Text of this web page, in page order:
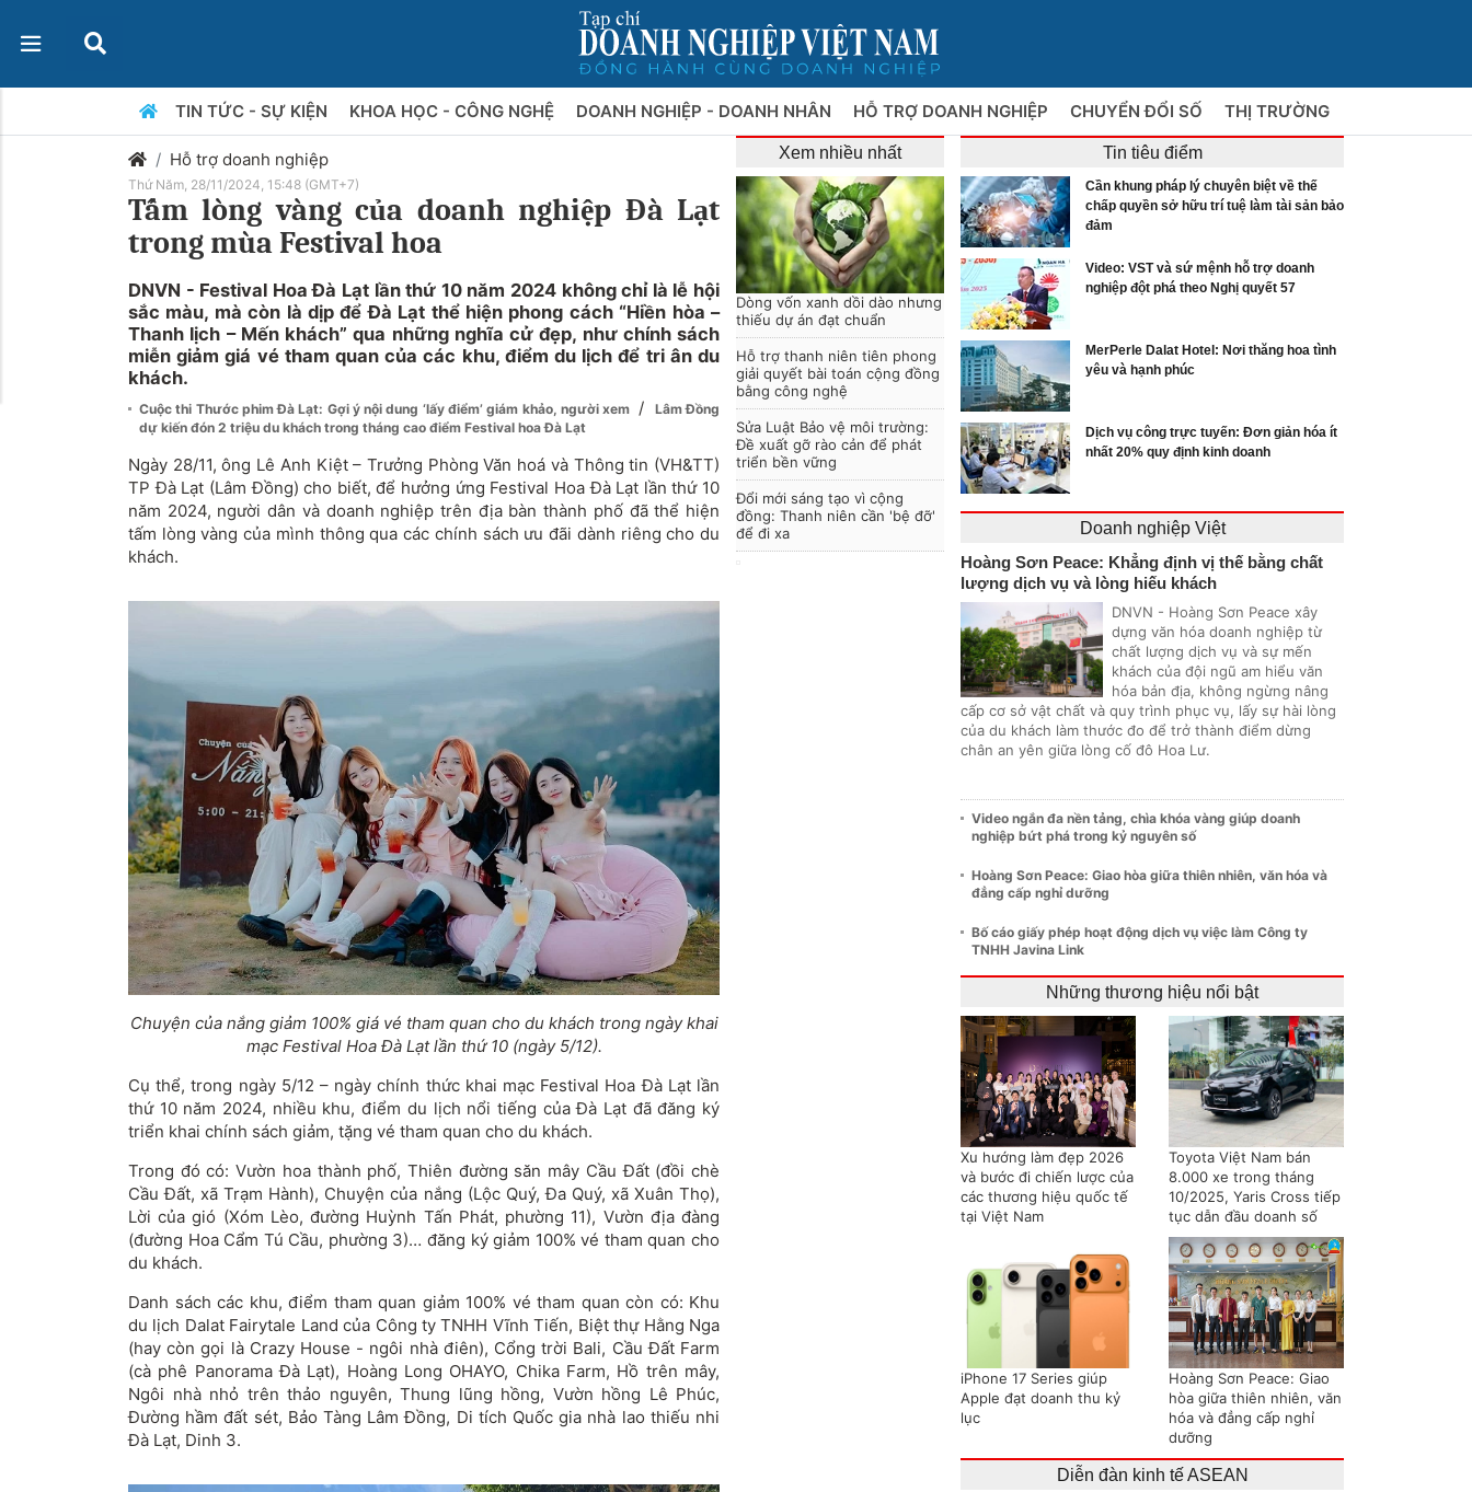
TIN TỨC - SỰ KIỆN KHOA HỌC - CÔNG NGHỆ DOANH NGHIỆP - DOANH NHÂN HỖ TRỢ DOANH NGHIỆP CHUYỂN ĐỔI SỐ THỊ TRƯỜNG
Hỗ trợ doanh nghiệp
Thứ Năm, 28/11/2024, 15:48 (GMT+7)
Tấm lòng vàng của doanh nghiệp Đà Lạt
trong mùa Festival hoa
DNVN - Festival Hoa Đà Lạt lần thứ 10 năm 2024 không chỉ là lễ hội
sắc màu, mà còn là dịp để Đà Lạt thể hiện phong cách “Hiền hòa –
Thanh lịch – Mến khách” qua những nghĩa cử đẹp, như chính sách
miễn giảm giá vé tham quan của các khu, điểm du lịch để tri ân du
khách.
Cuộc thi Thước phim Đà Lạt: Gợi ý nội dung ‘lấy điểm’ giám khảo, người xem /
Lâm Đồng
dự kiến đón 2 triệu du khách trong tháng cao điểm Festival hoa Đà Lạt
Ngày 28/11, ông Lê Anh Kiệt – Trưởng Phòng Văn hoá và Thông tin (VH&TT)
TP Đà Lạt (Lâm Đồng) cho biết, để hưởng ứng Festival Hoa Đà Lạt lần thứ 10
năm 2024, người dân và doanh nghiệp trên địa bàn thành phố đã thể hiện
tấm lòng vàng của mình thông qua các chính sách ưu đãi dành riêng cho du
khách.
Chuyện của nắng giảm 100% giá vé tham quan cho du khách trong ngày khai
mạc Festival Hoa Đà Lạt lần thứ 10 (ngày 5/12).
Cụ thể, trong ngày 5/12 – ngày chính thức khai mạc Festival Hoa Đà Lạt lần
thứ 10 năm 2024, nhiều khu, điểm du lịch nổi tiếng của Đà Lạt đã đăng ký
triển khai chính sách giảm, tặng vé tham quan cho du khách.
Trong đó có: Vườn hoa thành phố, Thiên đường săn mây Cầu Đất (đồi chè
Cầu Đất, xã Trạm Hành), Chuyện của nắng (Lộc Quý, Đa Quý, xã Xuân Thọ),
Lời của gió (Xóm Lèo, đường Huỳnh Tấn Phát, phường 11), Vườn địa đàng
(đường Hoa Cẩm Tú Cầu, phường 3)… đăng ký giảm 100% vé tham quan cho
du khách.
Danh sách các khu, điểm tham quan giảm 100% vé tham quan còn có: Khu
du lịch Dalat Fairytale Land của Công ty TNHH Vĩnh Tiến, Biệt thự Hằng Nga
(hay còn gọi là Crazy House - ngôi nhà điên), Cổng trời Bali, Cầu Đất Farm
(cà phê Panorama Đà Lạt), Hoàng Long OHAYO, Chika Farm, Hồ trên mây,
Ngôi nhà nhỏ trên thảo nguyên, Thung lũng hồng, Vườn hồng Lê Phúc,
Đường hầm đất sét, Bảo Tàng Lâm Đồng, Di tích Quốc gia nhà lao thiếu nhi
Đà Lạt, Dinh 3.
Xem nhiều nhất
Dòng vốn xanh dồi dào nhưng
thiếu dự án đạt chuẩn
Hỗ trợ thanh niên tiên phong
giải quyết bài toán cộng đồng
bằng công nghệ
Sửa Luật Bảo vệ môi trường:
Đề xuất gỡ rào cản để phát
triển bền vững
Đổi mới sáng tạo vì cộng
đồng: Thanh niên cần 'bệ đỡ'
để đi xa
Tin tiêu điểm
Cần khung pháp lý chuyên biệt về thế
chấp quyền sở hữu trí tuệ làm tài sản bảo
đảm
Video: VST và sứ mệnh hỗ trợ doanh
nghiệp đột phá theo Nghị quyết 57
MerPerle Dalat Hotel: Nơi thăng hoa tình
yêu và hạnh phúc
Dịch vụ công trực tuyến: Đơn giản hóa ít
nhất 20% quy định kinh doanh
Doanh nghiệp Việt
Hoàng Sơn Peace: Khẳng định vị thế bằng chất
lượng dịch vụ và lòng hiếu khách
DNVN - Hoàng Sơn Peace xây
dựng văn hóa doanh nghiệp từ
chất lượng dịch vụ và sự mến
khách của đội ngũ am hiểu văn
hóa bản địa, không ngừng nâng
cấp cơ sở vật chất và quy trình phục vụ, lấy sự hài lòng
của du khách làm thước đo để trở thành điểm dừng
chân an yên giữa lòng cố đô Hoa Lư.
Video ngắn đa nền tảng, chìa khóa vàng giúp doanh
nghiệp bứt phá trong kỷ nguyên số
Hoàng Sơn Peace: Giao hòa giữa thiên nhiên, văn hóa và
đẳng cấp nghỉ dưỡng
Bố cáo giấy phép hoạt động dịch vụ việc làm Công ty
TNHH Javina Link
Những thương hiệu nổi bật
Xu hướng làm đẹp 2026
và bước đi chiến lược của
các thương hiệu quốc tế
tại Việt Nam
Toyota Việt Nam bán
8.000 xe trong tháng
10/2025, Yaris Cross tiếp
tục dẫn đầu doanh số
iPhone 17 Series giúp
Apple đạt doanh thu kỷ
lục
Hoàng Sơn Peace: Giao
hòa giữa thiên nhiên, văn
hóa và đẳng cấp nghỉ
dưỡng
Diễn đàn kinh tế ASEAN